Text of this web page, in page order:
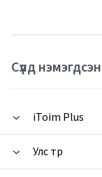
Сүүлд нэмэгдсэн
iToim Plus
Улс төр